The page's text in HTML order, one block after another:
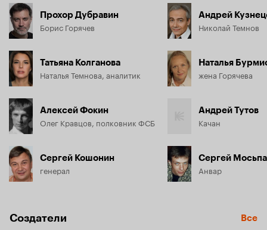
Прохор Дубравин
Борис Горячев
Татьяна Колганова
Наталья Темнова, аналитик
Алексей Фокин
Олег Кравцов, полковник ФСБ
Сергей Кошонин
генерал
Андрей
Николай Темнов
Наталья
жена Горячева
Андрей Тутов
Качан
Сергей
Анвар
Создатели Все